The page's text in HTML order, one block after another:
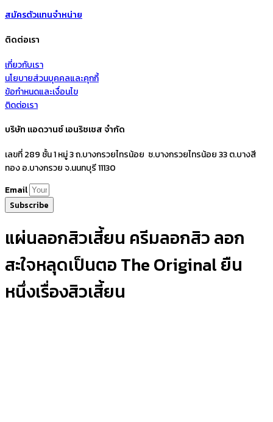
สมัครตัวแทนจำหน่าย
ติดต่อเรา
เกี่ยวกับเรา
นโยบายส่วนบุคคลและคุกกี้
ข้อกำหนดและเงื่อนไข
ติดต่อเรา
บริษัท แอดวานซ์ เอนริชเชส จำกัด
เลขที่ 289 ชั้น 1 หมู่ 3 ถ.บางกรวยไทรน้อย ซ.บางกรวยไทรน้อย 33 ต.บางสี
ทอง อ.บางกรวย จ.นนทบุรี 11130
Email
Subscribe
แผ่นลอกสิวเสี้ยน ครีมลอกสิว ลอก
สะใจหลุดเป็นตอ The Original ยืน
หนึ่งเรื่องสิวเสี้ยน